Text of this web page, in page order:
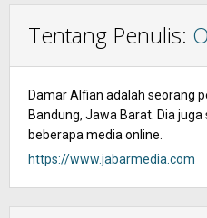
Tentang Penulis:
Damar Alfian adalah seorang
Bandung, Jawa Barat. Dia
beberapa media online.
https://www.jabarmedia.com